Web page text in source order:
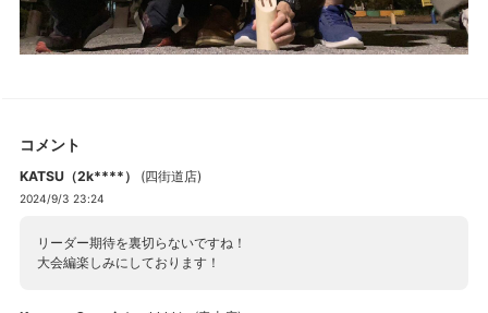
コメント
KATSU（2k****） (四街道店)
2024/9/3 23:24
リーダー期待を裏切らないですね！
大会編楽しみにしております！